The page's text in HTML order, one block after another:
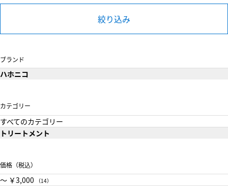
絞り込み
ブランド
ハホニコ
カテゴリー
すべてのカテゴリー
トリートメント
価格（税込）
〜 ￥3,000 （14）